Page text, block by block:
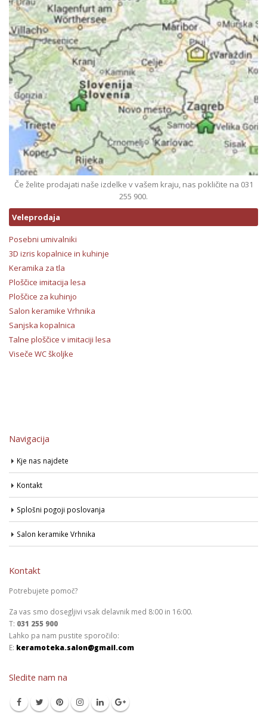
Če želite prodajati naše izdelke v vašem kraju, nas pokličite na 031
255 900.
Veleprodaja
Posebni umivalniki
3D izris kopalnice in kuhinje
Keramika za tla
Ploščice imitacija lesa
Ploščice za kuhinjo
Salon keramike Vrhnika
Sanjska kopalnica
Talne ploščice v imitaciji lesa
Viseče WC školjke
Navigacija
Kje nas najdete
Kontakt
Splošni pogoji poslovanja
Salon keramike Vrhnika
Kontakt
Potrebujete pomoč?
Za vas smo dosegljivi vsak delavnik med 8:00 in 16:00.
T: 031 255 900
Lahko pa nam pustite sporočilo:
E: keramoteka.salon@gmail.com
Sledite nam na